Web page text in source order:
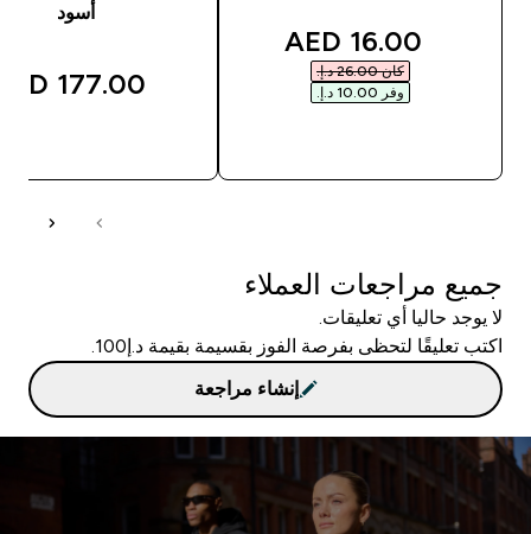
discounted price
16.00 AED‎
كان ‏26.00 د.إ.‏‎
وفر ‏10.00 د.إ.‏‎
أسود
177.00 AED‎
جميع مراجعات العملاء
لا يوجد حاليا أي تعليقات.
اكتب تعليقًا لتحظى بفرصة الفوز بقسيمة بقيمة د.إ100.
إنشاء مراجعة